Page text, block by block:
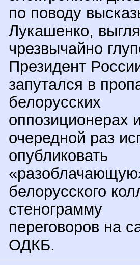
по поводу
Лукашенко,
чрезвычайно
Президент
запутался в
белорусских
оппозиционерах
очередной раз
опубликовать
белорусского
стенограмму
переговоров на
ОДКБ.